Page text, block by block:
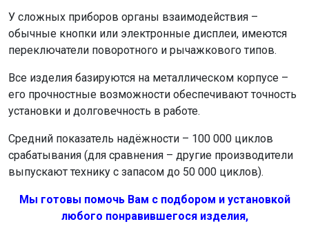
У сложных приборов органы взаимодействия –
обычные кнопки или электронные дисплеи, имеются
переключатели поворотного и рычажкового типов.
Все изделия базируются на металлическом корпусе –
его прочностные возможности обеспечивают точность
установки и долговечность в работе.
Средний показатель надёжности – 100 000 циклов
срабатывания (для сравнения – другие производители
выпускают технику с запасом до 50 000 циклов).
Мы готовы помочь Вам с подбором и установкой
любого понравившегося изделия,